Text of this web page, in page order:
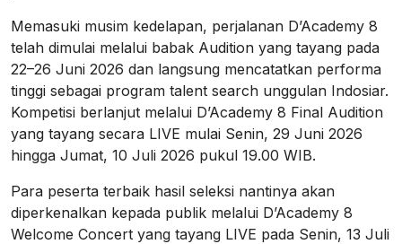
Memasuki musim kedelapan, perjalanan D’Academy 8
telah dimulai melalui babak Audition yang tayang pada
22–26 Juni 2026 dan langsung mencatatkan performa
tinggi sebagai program talent search unggulan Indosiar.
Kompetisi berlanjut melalui D’Academy 8 Final Audition
yang tayang secara LIVE mulai Senin, 29 Juni 2026
hingga Jumat, 10 Juli 2026 pukul 19.00 WIB.
Para peserta terbaik hasil seleksi nantinya akan
diperkenalkan kepada publik melalui D’Academy 8
Welcome Concert yang tayang LIVE pada Senin, 13 Juli